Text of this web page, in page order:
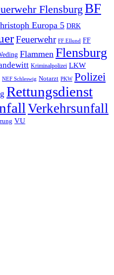
Flensburg BF
Europa 5 DRK
Feuerwehr FF Ellund FF
Flammen Flensburg
Kriminalpolizei LKW
NEF Schleswig Notarzt PKW Polizei
Rettungsdienst
Verkehrsunfall
VU